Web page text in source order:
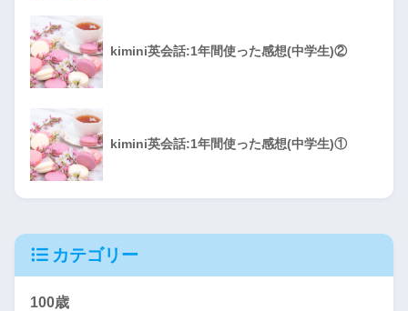
kimini英会話:1年間使った感想(中学生)②
kimini英会話:1年間使った感想(中学生)①
カテゴリー
100歳